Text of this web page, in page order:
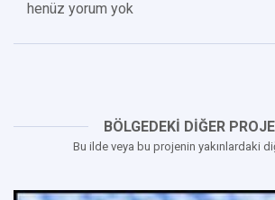
henüz yorum yok
BÖLGEDEKİ DİĞER
Bu ilde veya bu projenin yakınlardaki